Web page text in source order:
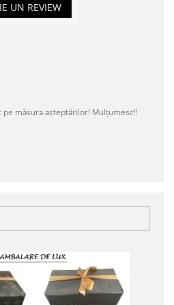
UN REVIEW
măsura așteptărilor! Mulțumesc!!